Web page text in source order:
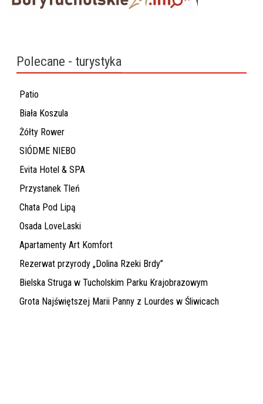
Polecane - turystyka
Patio
Biała Koszula
Żółty Rower
SIÓDME NIEBO
Evita Hotel & SPA
Przystanek Tleń
Chata Pod Lipą
Osada LoveLaski
Apartamenty Art Komfort
Rezerwat przyrody „Dolina Rzeki Brdy”
Bielska Struga w Tucholskim Parku Krajobrazowym
Grota Najświętszej Marii Panny z Lourdes w Śliwicach